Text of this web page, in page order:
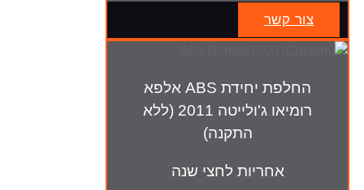
צור קשר
החלפת יחידת ABS אלפא
רומיאו ג'ולייטה 2011 (ללא
התקנה)
אחריות לחצי שנה